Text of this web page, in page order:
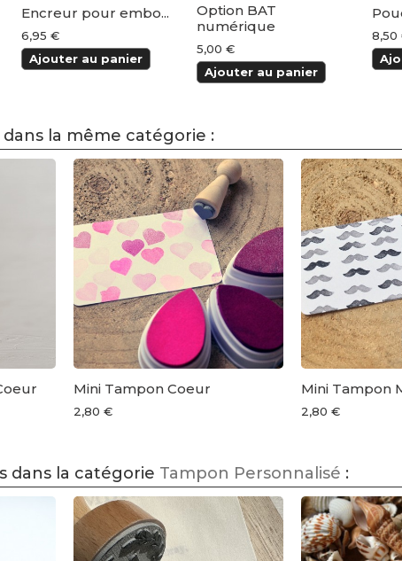
Encreur pour embo...
6,95 €
Ajouter au panier
Option BAT
numérique
5,00 €
Ajouter au panier
8,50
la même catégorie :
Mini Tampon Coeur
2,80 €
Mini Tampon
2,80 €
dans la catégorie Tampon Personnalisé :